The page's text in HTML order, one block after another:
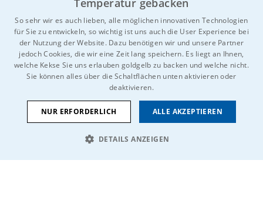
Über ITS
Karriere
Referenzen
HiVision
Technische Datenblätter
© 2026 IDEAL-Trade Service, spol. s r.o.
AGB
Schutz von personenbezogenen Daten
Cookies
CZECH
GERMAN
RUSSIAN
Temperatur gebacken
So sehr wir es auch lieben, alle möglichen innovativen Technologien
für Sie zu entwickeln, so wichtig ist uns auch die User Experience bei
der Nutzung der Website. Dazu benötigen wir und unsere Partner
jedoch Cookies, die wir eine Zeit lang speichern. Es liegt an Ihnen,
welche Kekse Sie uns erlauben goldgelb zu backen und welche nicht.
Sie können alles über die Schaltflächen unten aktivieren oder
deaktivieren.
ALLE AKZEPTIEREN
NUR ERFORDERLICH
DETAILS ANZEIGEN